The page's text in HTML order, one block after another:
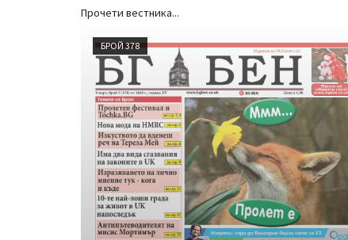
Прочети вестника...
БРОЙ 378